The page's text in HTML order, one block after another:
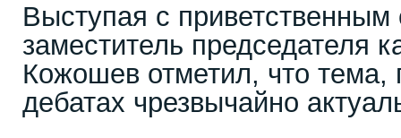
Выступая с
заместитель председателя
Кожошев отметил, что тема,
дебатах чрезвычайно